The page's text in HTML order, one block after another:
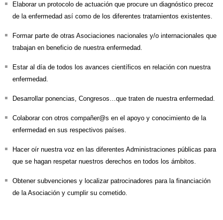
Elaborar un protocolo de actuación que procure un diagnóstico precoz
de la enfermedad así como de los diferentes tratamientos existentes.
Formar parte de otras Asociaciones nacionales y/o internacionales que
trabajan en beneficio de nuestra enfermedad.
Estar al día de todos los avances científicos en relación con nuestra
enfermedad.
Desarrollar ponencias, Congresos…que traten de nuestra enfermedad.
Colaborar con otros compañer@s en el apoyo y conocimiento de la
enfermedad en sus respectivos países.
Hacer oír nuestra voz en las diferentes Administraciones públicas para
que se hagan respetar nuestros derechos en todos los ámbitos.
Obtener subvenciones y localizar patrocinadores para la financiación
de la Asociación y cumplir su cometido.